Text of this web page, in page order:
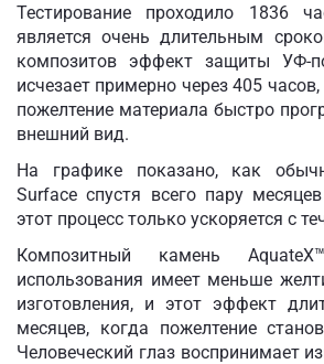
Тестирование проходило 1836
является очень длительным
композитов эффект защиты УФ-
исчезает примерно через 405
пожелтение материала быстро
внешний вид.
На графике показано, как
Surface спустя всего пару
этот процесс только ускоряется с
Композитный камень
использования имеет меньше
изготовления, и этот эффект
месяцев, когда пожелтение
Человеческий глаз воспринимает